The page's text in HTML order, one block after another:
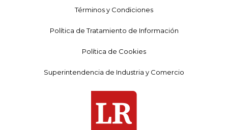
Términos y Condiciones
Política de Tratamiento de Información
Política de Cookies
Superintendencia de Industria y Comercio